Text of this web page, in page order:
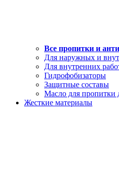
Все пропитки и
Для наружных и
Для внутренних
Гидрофобизаторы
Защитные составы
Масло для пропитки
Жесткие материалы